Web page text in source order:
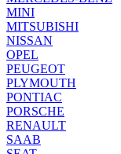
MINI
MITSUBISHI
NISSAN
OPEL
PEUGEOT
PLYMOUTH
PONTIAC
PORSCHE
RENAULT
SAAB